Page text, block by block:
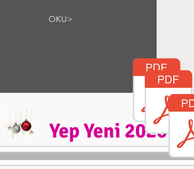
OKU>
Yep Yeni 2020